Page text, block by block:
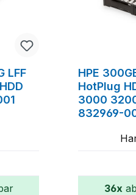
LFF
HPE
HotPlug
3000
832969-
36x